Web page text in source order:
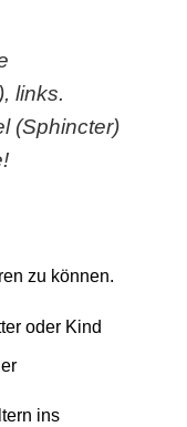
links.
(Sphincter)
zu können.
oder Kind
ins